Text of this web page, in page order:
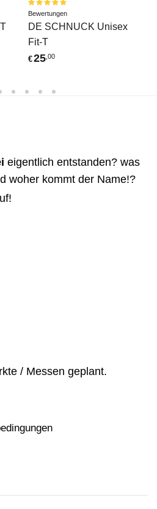
Bewertet
5.00
von 5
Bewertungen
DE SCHNUCK Unisex
Fit-T
€25 ,00
eigentlich entstanden? was
woher kommt der Name!?
/ Messen geplant.